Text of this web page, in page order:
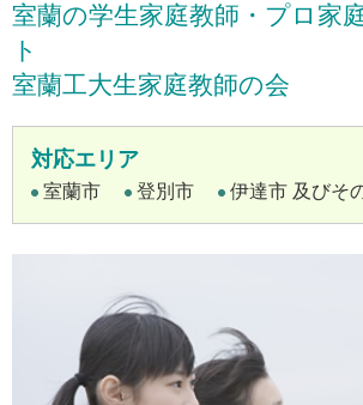
室蘭の学生家庭教師・プロ家
ト
室蘭工大生家庭教師の会
対応エリア
室蘭市 登別市 伊達市 及びそ